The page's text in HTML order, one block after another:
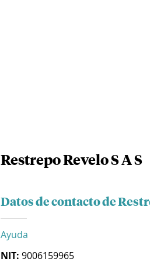
Restrepo Revelo S A S
Datos de contacto de
Ayuda
NIT: 9006159965